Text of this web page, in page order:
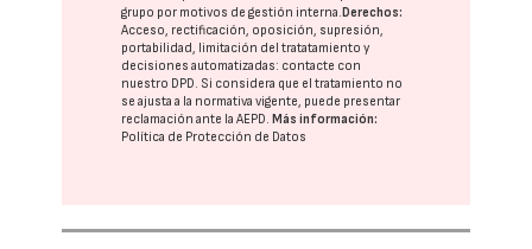
grupo por motivos de gestión interna. Derechos:
Acceso, rectificación, oposición, supresión,
portabilidad, limitación del tratatamiento y
decisiones automatizadas: contacte con
nuestro DPD. Si considera que el tratamiento no
se ajusta a la normativa vigente, puede presentar
reclamación ante laAEPD. Más información:
Política de Protección de Datos